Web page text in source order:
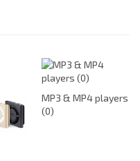
MP3 & MP4 players
(0)